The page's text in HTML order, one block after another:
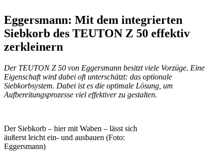
Eggersmann: Mit dem integrierten
Siebkorb des TEUTON Z 50 effektiv
zerkleinern
Der TEUTON Z 50 von Eggersmann besitzt viele Vorzüge. Eine
Eigenschaft wird dabei oft unterschätzt: das optionale
Siebkorbsystem. Dabei ist es die optimale Lösung, um
Aufbereitungsprozesse viel effektiver zu gestalten.
Der Siebkorb – hier mit Waben – lässt sich
äußerst leicht ein- und ausbauen (Foto:
Eggersmann)